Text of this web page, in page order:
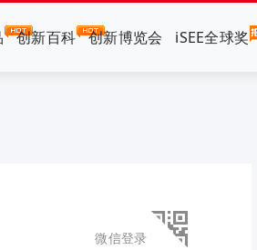
创新百科 创新博览会 iSEE全球奖
微信登录